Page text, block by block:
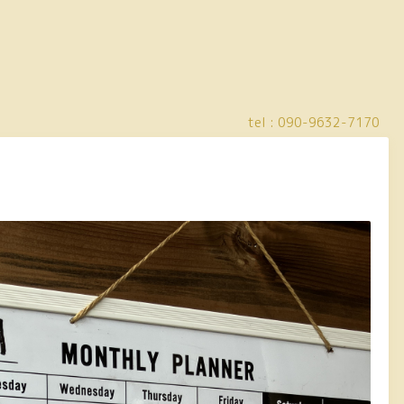
tel : 090-9632-7170